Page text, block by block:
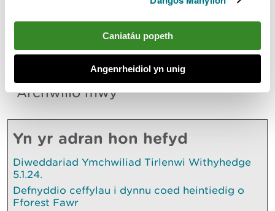
Caniatáu popeth
Angenrheidiol yn unig
Mae CNC yn annog unrhyw un sydd â gwybodaeth
am y drosedd i'w rhannu gyda'r heddlu ar unwaith.
Archwilio mwy
Yn yr adran hon hefyd
Diweddariad Ymchwiliad Tirlenwi Withyhedge
5.1.24.
Defnyddio ceffylau i dynnu coed heintiedig o
Fforest Fawr